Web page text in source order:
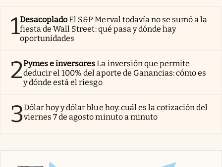
1DesacopladoEl S&P Merval todavía no se sumó a la
fiesta de Wall Street: qué pasa y dónde hay
oportunidades
2Pymes e inversoresLa inversión que permite
deducir el 100% del aporte de Ganancias: cómo es
y dónde está el riesgo
3Dólar hoy y dólar blue hoy: cuál es la cotización del
viernes 7 de agosto minuto a minuto